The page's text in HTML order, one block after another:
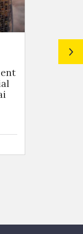
ID 724784
$ 572